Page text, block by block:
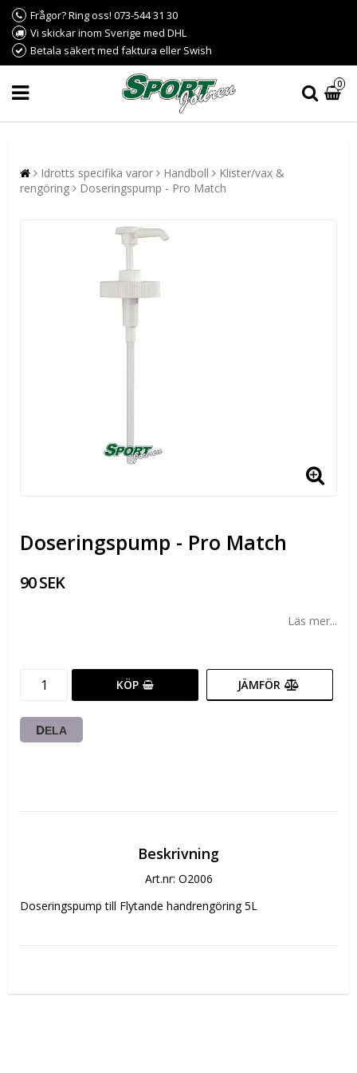
Frågor? Ring oss! 073-544 31 30
Vi skickar inom Sverige med DHL
Betala säkert med faktura eller Swish
0
Idrotts specifika varor Handboll
Klister/vax &
rengöring
Doseringspump - Pro Match
Doseringspump - Pro Match
90 SEK
Läs mer...
KÖP JÄMFÖR
DELA
Beskrivning
Art.nr: O2006
Doseringspump till Flytande handrengöring 5L